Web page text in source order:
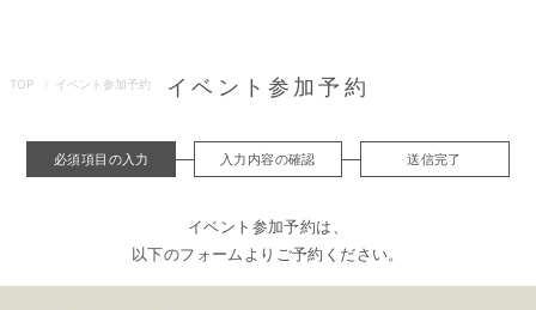
TOP イベント参加予約 イベント参加予約
必須項目の入力 入力内容の確認 送信完了
イベント参加予約は、
以下のフォームよりご予約ください。